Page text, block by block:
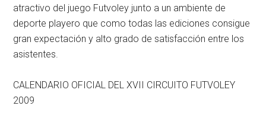
atractivo del juego Futvoley junto a un ambiente de
deporte playero que como todas las ediciones consigue
gran expectación y alto grado de satisfacción entre los
asistentes.
CALENDARIO OFICIAL DEL XVII CIRCUITO FUTVOLEY
2009